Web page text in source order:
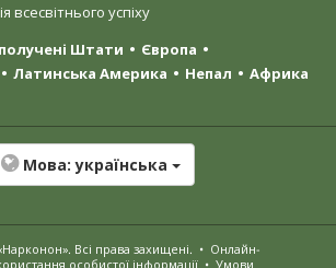
всесвітнього успіху
Штати
Європа
Латинська Америка Непал Африка
Мова: українська
. Всі права захищені. • Онлайн-
особистої інформації • Умови